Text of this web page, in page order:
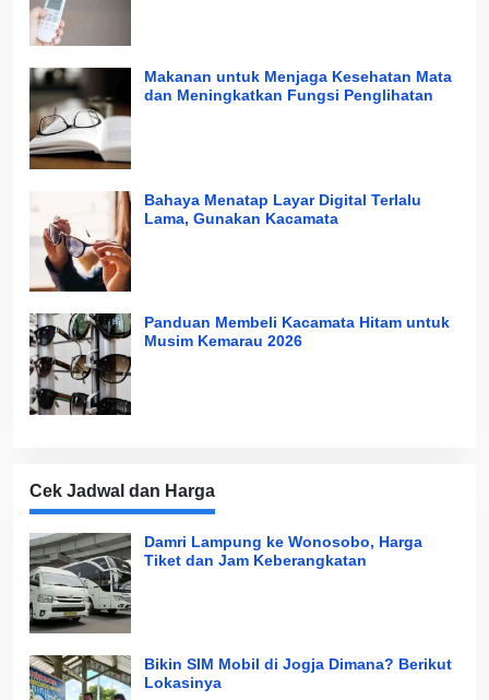
Makanan untuk Menjaga Kesehatan Mata
dan Meningkatkan Fungsi Penglihatan
Bahaya Menatap Layar Digital Terlalu
Lama, Gunakan Kacamata
Panduan Membeli Kacamata Hitam untuk
Musim Kemarau 2026
Cek Jadwal dan Harga
Damri Lampung ke Wonosobo, Harga
Tiket dan Jam Keberangkatan
Bikin SIM Mobil di Jogja Dimana? Berikut
Lokasinya